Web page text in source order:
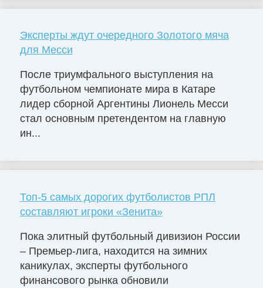
Эксперты ждут очередного Золотого мяча
для Месси
После триумфального выступления на
футбольном чемпионате мира в Катаре
лидер сборной Аргентины Лионель Месси
стал основным претендентом на главную
ин...
Топ-5 самых дорогих футболистов РПЛ
составляют игроки «Зенита»
Пока элитный футбольный дивизион России
– Премьер-лига, находится на зимних
каникулах, эксперты футбольного
финансового рынка обновили